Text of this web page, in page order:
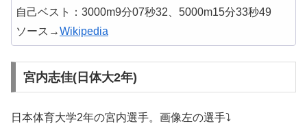
自己ベスト：3000m9分07秒32、5000m15分33秒49
ソース→Wikipedia
宮内志佳(日体大2年)
日本体育大学2年の宮内選手。画像左の選手⤵